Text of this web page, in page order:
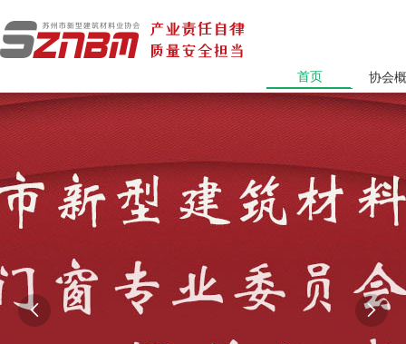
首页 协会
 